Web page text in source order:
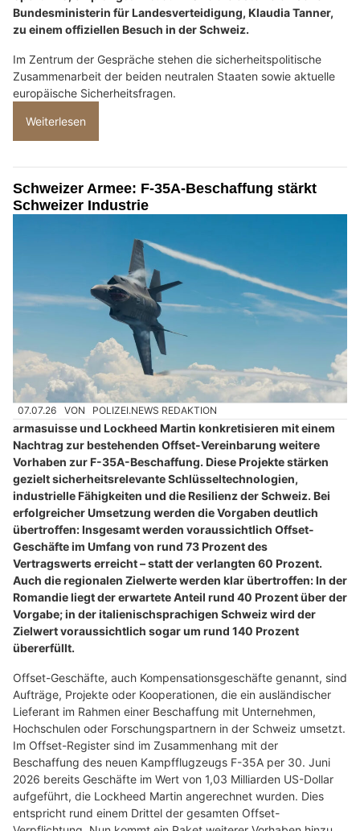
Bundesministerin für Landesverteidigung, Klaudia Tanner,
zu einem offiziellen Besuch in der Schweiz.
Im Zentrum der Gespräche stehen die sicherheitspolitische
Zusammenarbeit der beiden neutralen Staaten sowie aktuelle
europäische Sicherheitsfragen.
Weiterlesen
Schweizer Armee: F-35A-Beschaffung stärkt
Schweizer Industrie
07.07.26 VON POLIZEI.NEWS REDAKTION
armasuisse und Lockheed Martin konkretisieren mit einem
Nachtrag zur bestehenden Offset-Vereinbarung weitere
Vorhaben zur F-35A-Beschaffung. Diese Projekte stärken
gezielt sicherheitsrelevante Schlüsseltechnologien,
industrielle Fähigkeiten und die Resilienz der Schweiz. Bei
erfolgreicher Umsetzung werden die Vorgaben deutlich
übertroffen: Insgesamt werden voraussichtlich Offset-
Geschäfte im Umfang von rund 73 Prozent des
Vertragswerts erreicht – statt der verlangten 60 Prozent.
Auch die regionalen Zielwerte werden klar übertroffen: In der
Romandie liegt der erwartete Anteil rund 40 Prozent über der
Vorgabe; in der italienischsprachigen Schweiz wird der
Zielwert voraussichtlich sogar um rund 140 Prozent
übererfüllt.
Offset-Geschäfte, auch Kompensationsgeschäfte genannt, sind
Aufträge, Projekte oder Kooperationen, die ein ausländischer
Lieferant im Rahmen einer Beschaffung mit Unternehmen,
Hochschulen oder Forschungspartnern in der Schweiz umsetzt.
Im Offset-Register sind im Zusammenhang mit der
Beschaffung des neuen Kampfflugzeugs F-35A per 30. Juni
2026 bereits Geschäfte im Wert von 1,03 Milliarden US-Dollar
aufgeführt, die Lockheed Martin angerechnet wurden. Dies
entspricht rund einem Drittel der gesamten Offset-